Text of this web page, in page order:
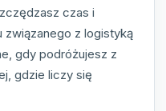
czas i
z logistyką
gdy podróżujesz z
gdzie liczy się